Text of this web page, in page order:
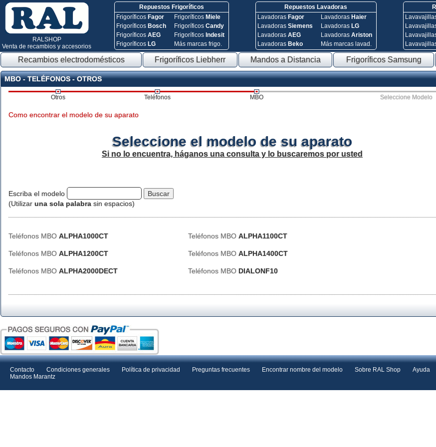
RALSHOP
Venta de recambios y accesorios
Repuestos Frigoríficos
Frigoríficos Fagor
Frigoríficos Bosch
FrigoríficosAEG
Frigoríficos LG
Frigoríficos Miele
FrigoríficosCandy
Frigoríficos Indesit
Más marcas frigo.
Repuestos Lavadoras
Lavadoras Fagor
Lavadoras Siemens
Lavadoras AEG
Lavadoras Beko
Lavadoras Haier
Lavadoras LG
Lavadoras Ariston
Más marcas lavad.
Recambios electrodomésticos Frigoríficos Liebherr Mandos a Distancia Frigoríficos Samsung
MBO - TELÉFONOS - OTROS
Otros Teléfonos MBO Seleccione Modelo
Como encontrar el modelo de su aparato
Seleccione el modelo de su aparato
Si no lo encuentra, háganos una consulta y lo buscaremos por usted
Escriba el modelo
(Utilizar una sola palabra sin espacios)
Teléfonos MBO ALPHA1000CT Teléfonos MBO ALPHA1100CT
Teléfonos MBO ALPHA1200CT Teléfonos MBO ALPHA1400CT
Teléfonos MBO ALPHA2000DECT Teléfonos MBO DIALONF10
Contacto Condiciones generales Política de privacidad Preguntas frecuentes Encontrar nombre del modelo Sobre RAL Shop Ayuda
Mandos Marantz